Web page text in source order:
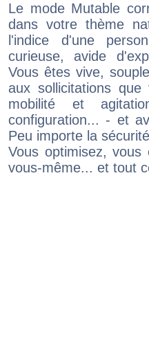
Le mode Mutable
dans votre thème
l'indice d'une
curieuse, avide
Vous êtes vive,
aux sollicitations
mobilité et
configuration... - et
Peu importe la
Vous optimisez, vous
vous-même... et tout